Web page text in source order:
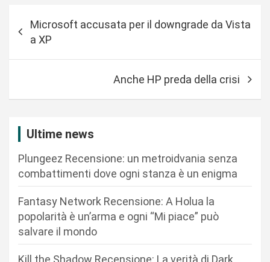
Microsoft accusata per il downgrade da Vista
a XP
Anche HP preda della crisi
Ultime news
Plungeez Recensione: un metroidvania senza
combattimenti dove ogni stanza è un enigma
Fantasy Network Recensione: A Holua la
popolarità è un’arma e ogni “Mi piace” può
salvare il mondo